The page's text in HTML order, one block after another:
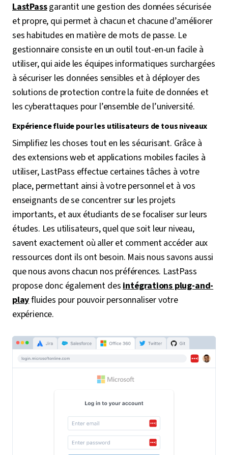
LastPassgarantit une gestion des données sécurisée
et propre, qui permet à chacun et chacune d’améliorer
ses habitudes en matière de mots de passe. Le
gestionnaire consiste en un outil tout-en-un facile à
utiliser, qui aide les équipes informatiques surchargées
à sécuriser les données sensibles et à déployer des
solutions de protection contre la fuite de données et
les cyberattaques pour l’ensemble de l’université.
Expérience fluide pour les utilisateurs de tous niveaux
Simplifiez les choses tout en les sécurisant. Grâce à
des extensions web et applications mobiles faciles à
utiliser, LastPass effectue certaines tâches à votre
place, permettant ainsi à votre personnel et à vos
enseignants de se concentrer sur les projets
importants, et aux étudiants de se focaliser sur leurs
études. Les utilisateurs, quel que soit leur niveau,
savent exactement où aller et comment accéder aux
ressources dont ils ont besoin. Mais nous savons aussi
que nous avons chacun nos préférences. LastPass
propose donc également desintégrations plug-and-
playfluides pour pouvoir personnaliser votre
expérience.